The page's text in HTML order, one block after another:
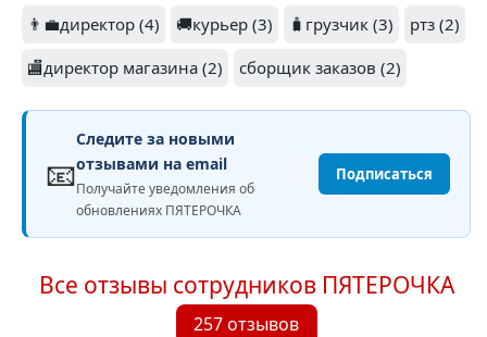
👨‍💼директор (4)
🚚курьер (3) 🧳грузчик (3)
ртз (2)
🏬директор магазина (2)
сборщик заказов (2)
📧
Следите за новыми
отзывами на email
Получайте уведомления об
обновлениях ПЯТЕРОЧКА
Подписаться
Все отзывы сотрудников ПЯТЕРОЧКА
257 отзывов